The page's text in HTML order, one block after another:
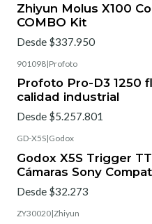
Zhiyun Molus X100
COMBO Kit
Desde $337.950
901098|Profoto
Profoto Pro-D3 1250
calidad industrial
Desde $5.257.801
GD-X5S|Godox
Godox X5S Trigger
Cámaras Sony
Desde $32.273
ZY30020|Zhiyun